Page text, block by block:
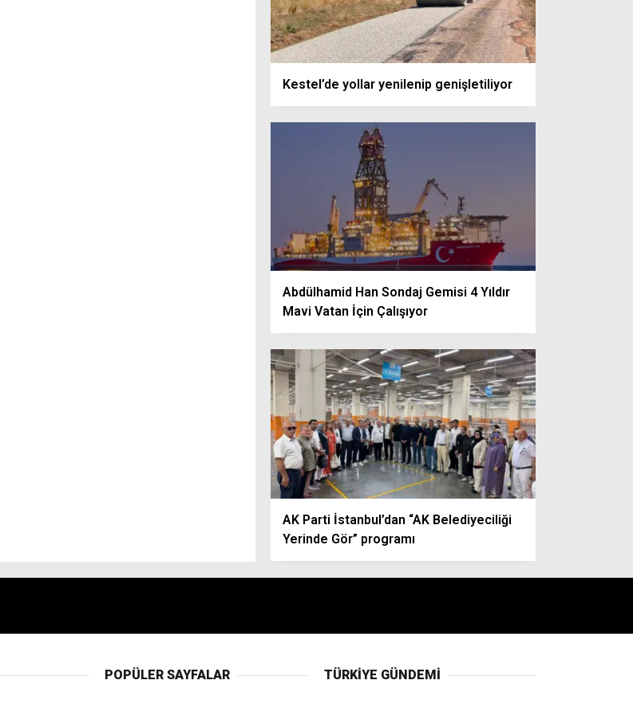
Kestel’de yollar yenilenip genişletiliyor
Abdülhamid Han Sondaj Gemisi 4 Yıldır
Mavi Vatan İçin Çalışıyor
AK Parti İstanbul’dan “AK Belediyeciliği
Yerinde Gör” programı
POPÜLER SAYFALAR TÜRKIYE GÜNDEMI